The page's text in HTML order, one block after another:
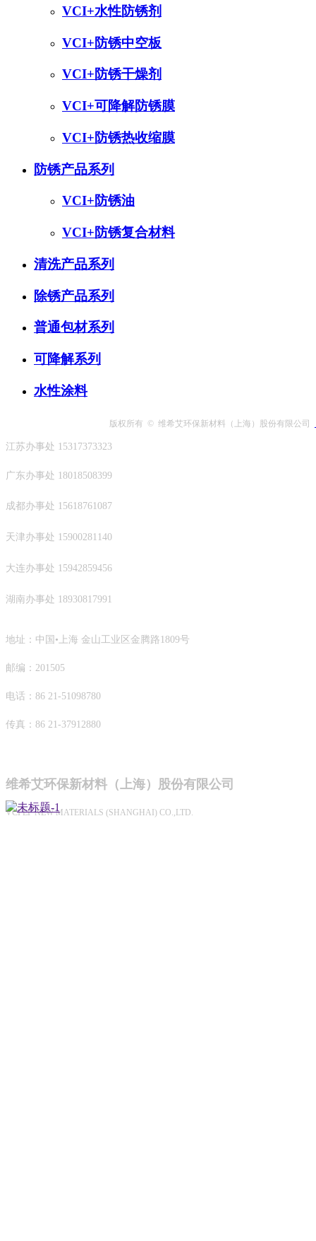
VCI+水性防锈剂
VCI+防锈中空板
VCI+防锈干燥剂
VCI+可降解防锈膜
VCI+防锈热收缩膜
防锈产品系列
VCI+防锈油
VCI+防锈复合材料
清洗产品系列
除锈产品系列
普通包材系列
可降解系列
水性涂料
版权所有 © 维希艾环保新材料（上海）股份有限公司
江苏办事处 15317373323
广东办事处 18018508399
成都办事处 15618761087
天津办事处 15900281140
大连办事处 15942859456
湖南办事处 18930817991
地址：中国•上海 金山工业区金腾路1809号
邮编：201505
电话：86 21-51098780
传真：86 21-37912880
维希艾环保新材料（上海）股份有限公司
VCI EP NEW MATERIALS (SHANGHAI) CO.,LTD.